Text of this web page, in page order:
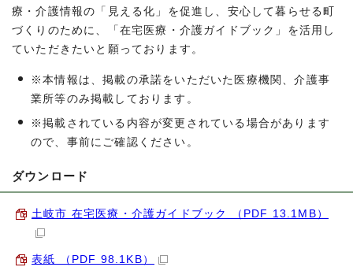
療・介護情報の「見える化」を促進し、安心して暮らせる町
づくりのために、「在宅医療・介護ガイドブック」を活用し
ていただきたいと願っております。
※本情報は、掲載の承諾をいただいた医療機関、介護事
業所等のみ掲載しております。
※掲載されている内容が変更されている場合があります
ので、事前にご確認ください。
ダウンロード
土岐市 在宅医療・介護ガイドブック （PDF 13.1MB）
表紙 （PDF 98.1KB）